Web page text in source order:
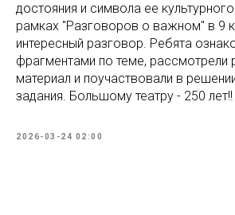
достояния и символа ее
рамках "Разговоров о важном" в 9
интересный разговор. Ребята
фрагментами по теме, рассмотрели
материал и поучаствовали в
задания. Большому театру - 250 лет!!
2026-03-24 02:00